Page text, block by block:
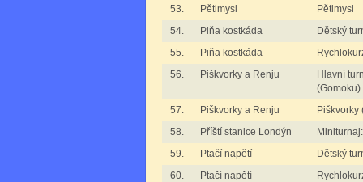
53.
Pětimysl
Pětimysl
54.
Piňa kostkáda
Dětský
55.
Piňa kostkáda
56.
Piškvorky a Renju
Hlavní
(Gomoku)
57.
Piškvorky a Renju
Piškvorky
58.
Příští stanice Londýn
59.
Ptačí napětí
Dětský
60.
Ptačí napětí